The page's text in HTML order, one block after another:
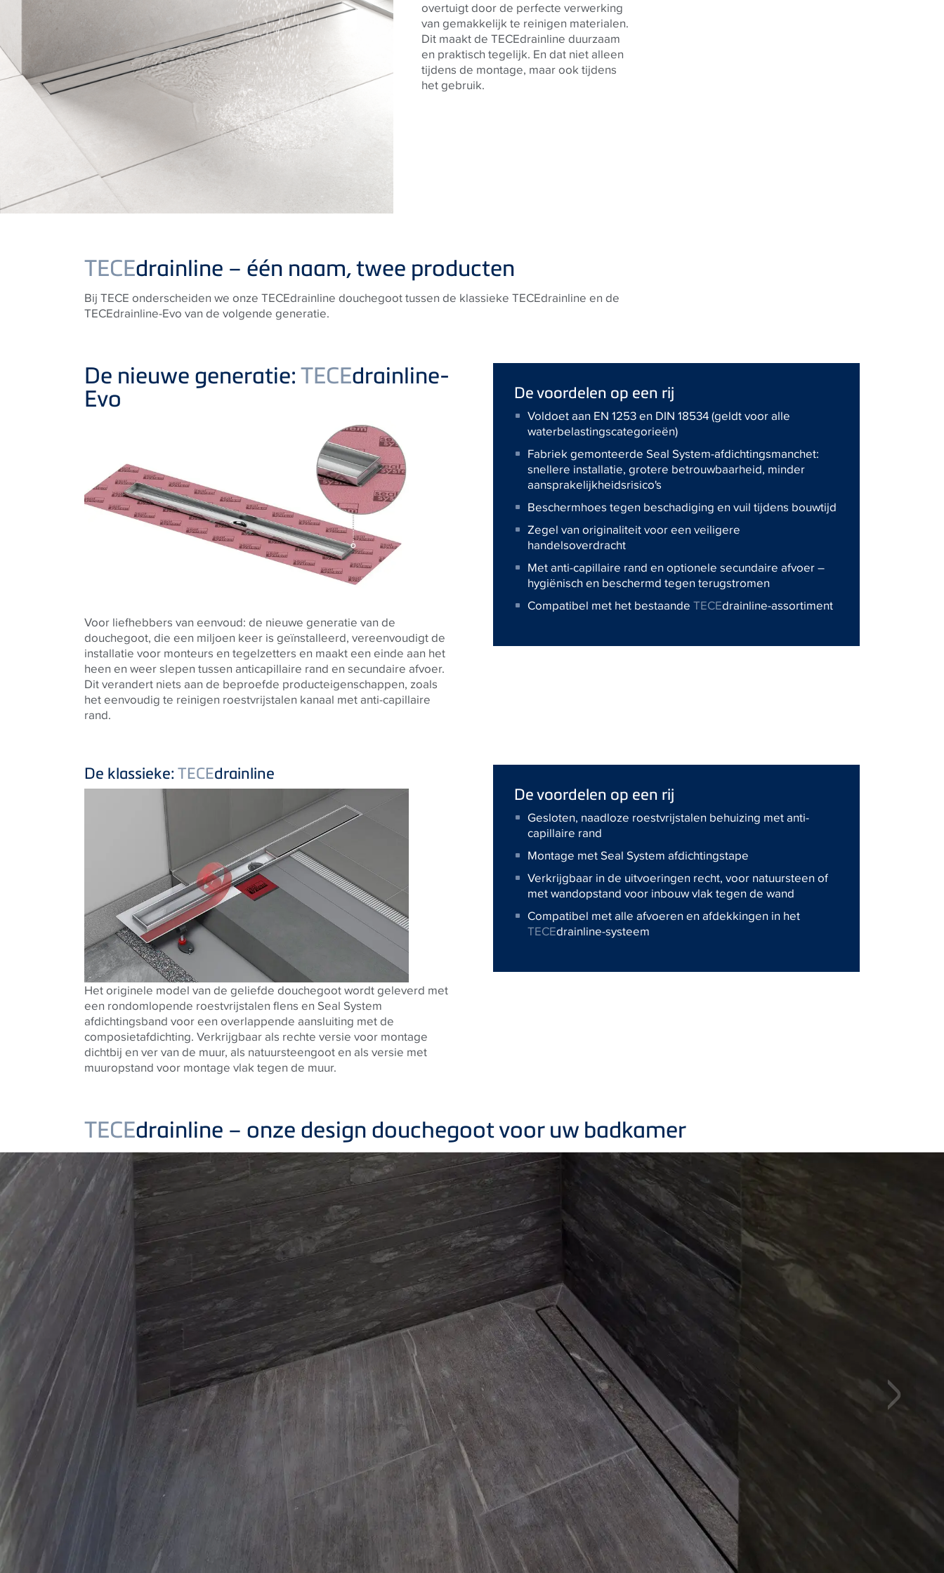
overtuigt door de perfecte verwerking
van gemakkelijk te reinigen materialen.
Dit maakt de TECEdrainline duurzaam
en praktisch tegelijk. En dat niet alleen
tijdens de montage, maar ook tijdens
het gebruik.
TECEdrainline – één naam, twee producten
Bij TECE onderscheiden we onze TECEdrainline douchegoot tussen de klassieke TECEdrainline en de
TECEdrainline-Evo van de volgende generatie.
De nieuwe generatie:TECEdrainline-
Evo
Voor liefhebbers van eenvoud: de nieuwe generatie van de
douchegoot, die een miljoen keer is geïnstalleerd, vereenvoudigt de
installatie voor monteurs en tegelzetters en maakt een einde aan het
heen en weer slepen tussen anticapillaire rand en secundaire afvoer.
Dit verandert niets aan de beproefde producteigenschappen, zoals
het eenvoudig te reinigen roestvrijstalen kanaal met anti-capillaire
rand.
De voordelen op een rij
Voldoet aan EN 1253 en DIN 18534 (geldt voor alle
waterbelastingscategorieën)
Fabriek gemonteerde Seal System-afdichtingsmanchet:
snellere installatie, grotere betrouwbaarheid, minder
aansprakelijkheidsrisico's
Beschermhoes tegen beschadiging en vuil tijdens bouwtijd
Zegel van originaliteit voor een veiligere
handelsoverdracht
Met anti-capillaire rand en optionele secundaire afvoer –
hygiënisch en beschermd tegen terugstromen
Compatibel met het bestaandeTECEdrainline-assortiment
De klassieke: TECEdrainline
Het originele model van de geliefde douchegoot wordt geleverd met
een rondomlopende roestvrijstalen flens en Seal System
afdichtingsband voor een overlappende aansluiting met de
composietafdichting. Verkrijgbaar als rechte versie voor montage
dichtbij en ver van de muur, als natuursteengoot en als versie met
muuropstand voor montage vlak tegen de muur.
De voordelen op een rij
Gesloten, naadloze roestvrijstalen behuizing met anti-
capillaire rand
Montage met Seal System afdichtingstape
Verkrijgbaar in de uitvoeringen recht, voor natuursteen of
met wandopstand voor inbouw vlak tegen de wand
Compatibel met alle afvoeren en afdekkingen in het
TECEdrainline-systeem
TECEdrainline – onze design douchegoot voor uw badkamer